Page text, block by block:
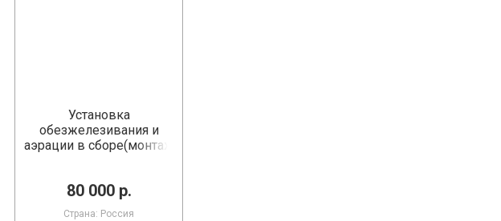
Установка
обезжелезивания и
аэрации в сборе(монтаж
80 000 р.
Страна: Россия